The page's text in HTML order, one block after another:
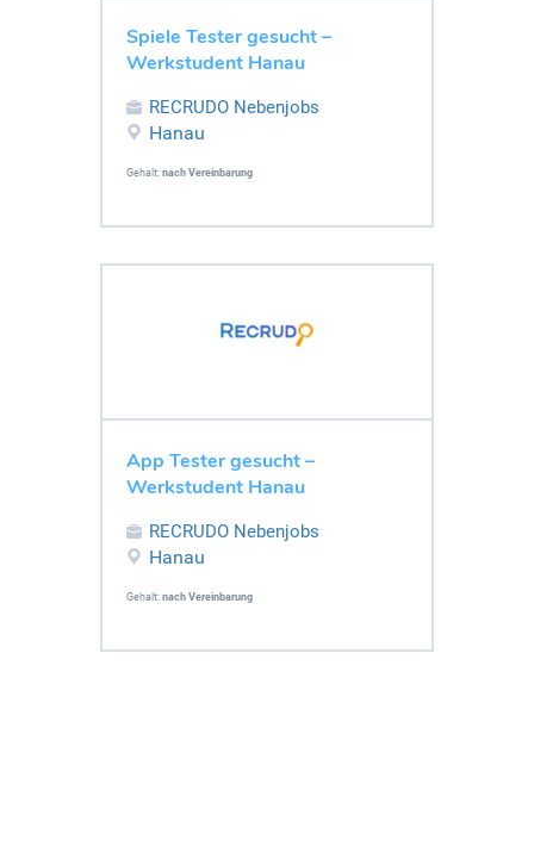
Spiele Tester gesucht –
Werkstudent Hanau
RECRUDO Nebenjobs
Hanau
Gehalt: nach Vereinbarung
App Tester gesucht –
Werkstudent Hanau
RECRUDO Nebenjobs
Hanau
Gehalt: nach Vereinbarung